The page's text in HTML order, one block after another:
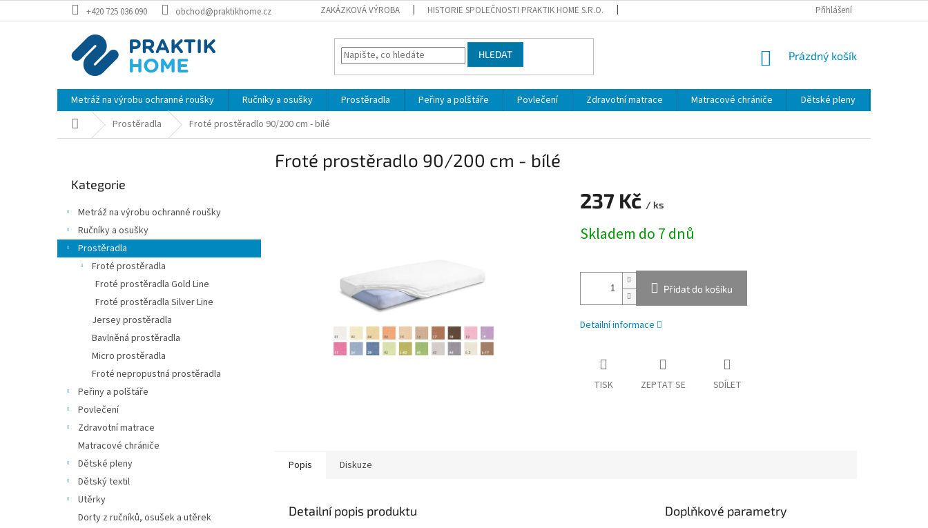
na
+420 725 036 090 obchod@praktikhome.cz ZAKÁZKOVÁ VÝROBA HISTORIE SPOLEČNOSTI PRAKTIK HOME S.R.O. PRŮVODCE MATERIÁLY
Přihlášení
HLEDAT
NÁKUPNÍ
Prázdný košík
Metráž na výrobu ochranné roušky Ručníky a osušky Prostěradla Peřiny a polštáře Povlečení Zdravotní matrace Matracové chrániče Dětské pleny
Domů Prostěradla Froté prostěradlo 90/200 cm - bílé
n
kategorie
Kategorie
Metráž na výrobu ochranné roušky
Ručníky a osušky
Prostěradla
Froté prostěradla
Froté prostěradla Gold Line
Froté prostěradla Silver Line
Jersey prostěradla
Bavlněná prostěradla
Micro prostěradla
Froté nepropustná prostěradla
Peřiny a polštáře
Povlečení
Zdravotní matrace
Matracové chrániče
Dětské pleny
Dětský textil
Utěrky
Dorty z ručníků, osušek a utěrek
Froté prostěradlo 90/200 cm - bílé
237 Kč / ks
cena:
Skladem do 7 dnů
Přidat do košíku
Detailní informace
TISK ZEPTAT SE SDÍLET
Popis Diskuze
Detailní popis produktu Doplňkové parametry